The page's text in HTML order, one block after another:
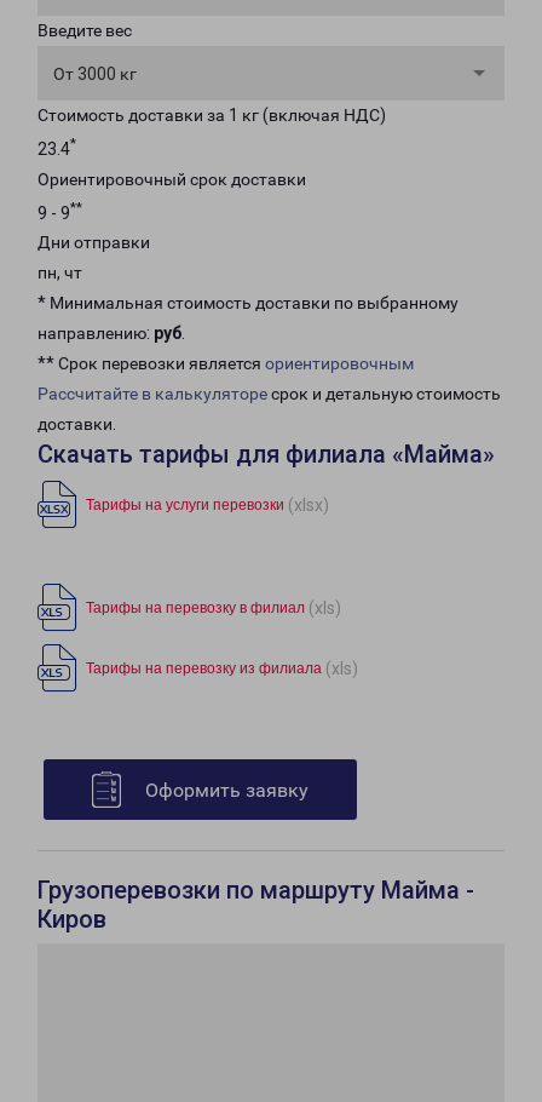
Введите вес
От 3000 кг
Стоимость доставки за 1 кг (включая НДС)
23.4*
Ориентировочный срок доставки
9 - 9**
Дни отправки
пн, чт
* Минимальная стоимость доставки по выбранному
направлению: руб.
** Срок перевозки является ориентировочным
Рассчитайте в калькуляторесрок и детальную стоимость
доставки.
Скачать тарифы для филиала «Майма»
Тарифы на услуги перевозки (xlsx)
Тарифы на перевозку в филиал (xls)
Тарифы на перевозку из филиала (xls)
Оформить заявку
Грузоперевозки по маршруту Майма -
Киров